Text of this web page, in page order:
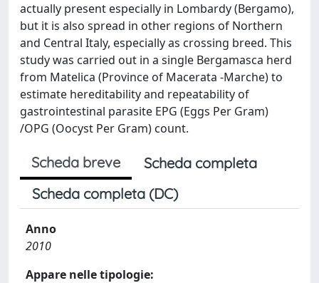
actually present especially in Lombardy (Bergamo),
but it is also spread in other regions of Northern
and Central Italy, especially as crossing breed. This
study was carried out in a single Bergamasca herd
from Matelica (Province of Macerata -Marche) to
estimate hereditability and repeatability of
gastrointestinal parasite EPG (Eggs Per Gram)
/OPG (Oocyst Per Gram) count.
Scheda breve
Scheda completa
Scheda completa (DC)
Anno
2010
Appare nelle tipologie: